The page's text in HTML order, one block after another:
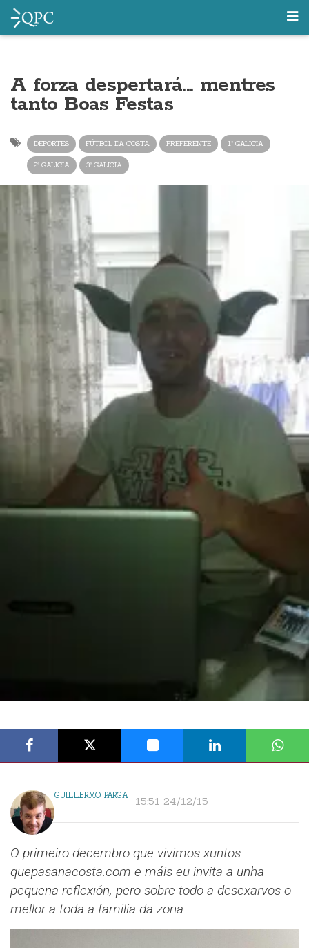
A forza despertará... mentres
tanto Boas Festas
DEPORTES FÚTBOL DA COSTA PREFERENTE 1ª GALICIA
2ª GALICIA 3ª GALICIA
GUILLERMO PARGA 15:51 24/12/15
O primeiro decembro que vivimos xuntos
quepasanacosta.com e máis eu invita a unha
pequena reflexión, pero sobre todo a desexarvos o
mellor a toda a familia da zona